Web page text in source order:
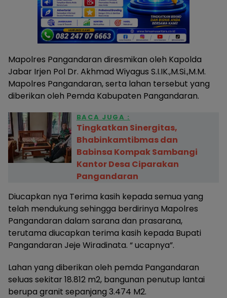
Mapolres Pangandaran diresmikan oleh Kapolda
Jabar Irjen Pol Dr. Akhmad Wiyagus S.I.IK.,M.Si.,M.M.
Mapolres Pangandaran, serta lahan tersebut yang
diberikan oleh Pemda Kabupaten Pangandaran.
BACA JUGA :
Tingkatkan Sinergitas,
Bhabinkamtibmas dan
Babinsa Kompak Sambangi
Kantor Desa Ciparakan
Pangandaran
Diucapkan nya Terima kasih kepada semua yang
telah mendukung sehingga berdirinya Mapolres
Pangandaran dalam sarana dan prasarana,
terutama diucapkan terima kasih kepada Bupati
Pangandaran Jeje Wiradinata. “ ucapnya”.
Lahan yang diberikan oleh pemda Pangandaran
seluas sekitar 18.812 m2, bangunan penutup lantai
berupa granit sepanjang 3.474 M2.